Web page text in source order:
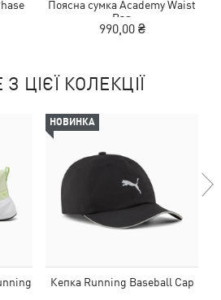
Поясна сумка Academy Waist
Bag
990,00 ₴
ЦІЄЇ КОЛЕКЦІЇ
НОВИНКА
Кепка Running Baseball Cap